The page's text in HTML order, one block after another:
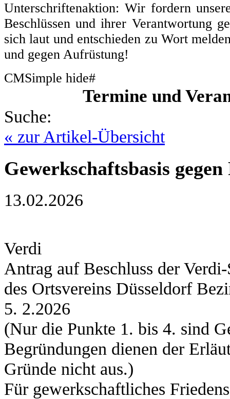
Unterschriftenaktion: Wir fordern
Beschlüssen und ihrer Verantwortung
sich laut und entschieden zu Wort
und gegen Aufrüstung!
CMSimple hide#
Termine und
Suche:
« zur Artikel-Übersicht
Gewerkschaftsbasis
13.02.2026
Verdi
Antrag auf Beschluss der
des Ortsvereins Düsseldorf
5. 2.2026
(Nur die Punkte 1. bis 4. sind
Begründungen dienen der
Gründe nicht aus.)
Für gewerkschaftliches